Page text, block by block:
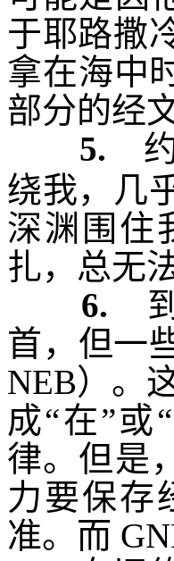
于耶路撒
拿在海中
部分的经
5. 约
绕我，几
深渊围住
扎，总无
6.
首，但一
NEB）。
成“在”
律。但是
力要保存
准。而